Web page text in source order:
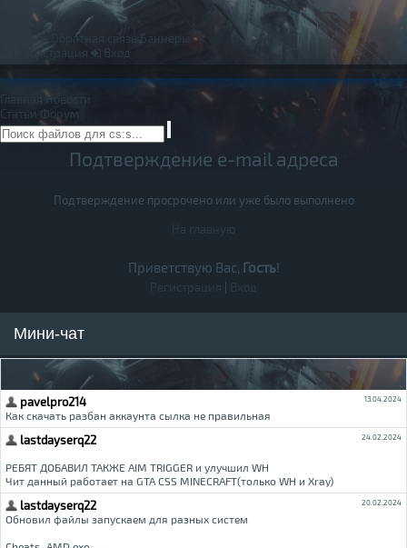
Обратная связь
Баннеры
Регистрация
Вход
Главная
Новости
Статьи Форум
Подтверждение e-mail адреса
Подтверждение просрочено или уже было выполнено
Приветствую Вас, Гость!
Мини-чат